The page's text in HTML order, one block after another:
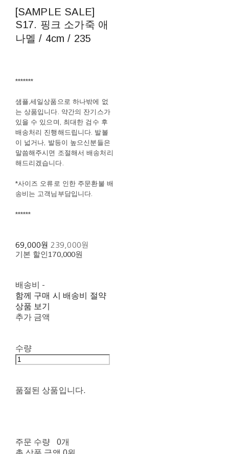
[SAMPLE SALE]
S17. 핑크 소가죽 애
나멜 / 4cm / 235
*******
샘플,세일상품으로 하나밖에 없
는 상품입니다. 약간의 잔기스가
있을 수 있으며, 최대한 검수 후
배송처리 진행해드립니다. 발볼
이 넓거나, 발등이 높으신분들은
말씀해주시면 조절해서 배송처리
해드리겠습니다.
*사이즈 오류로 인한 주문환불 배
송비는 고객님부담입니다.
******
69,000원 239,000원
기본 할인170,000원
배송비 -
함께 구매 시 배송비 절약
상품 보기
추가 금액
수량
품절된 상품입니다.
주문 수량
0개